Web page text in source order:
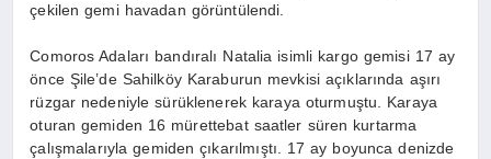
çekilen gemi havadan görüntülendi.
Comoros Adaları bandıralı Natalia isimli kargo gemisi 17 ay
önce Şile’de Sahilköy Karaburun mevkisi açıklarında aşırı
rüzgar nedeniyle sürüklenerek karaya oturmuştu. Karaya
oturan gemiden 16 mürettebat saatler süren kurtarma
çalışmalarıyla gemiden çıkarılmıştı. 17 ay boyunca denizde